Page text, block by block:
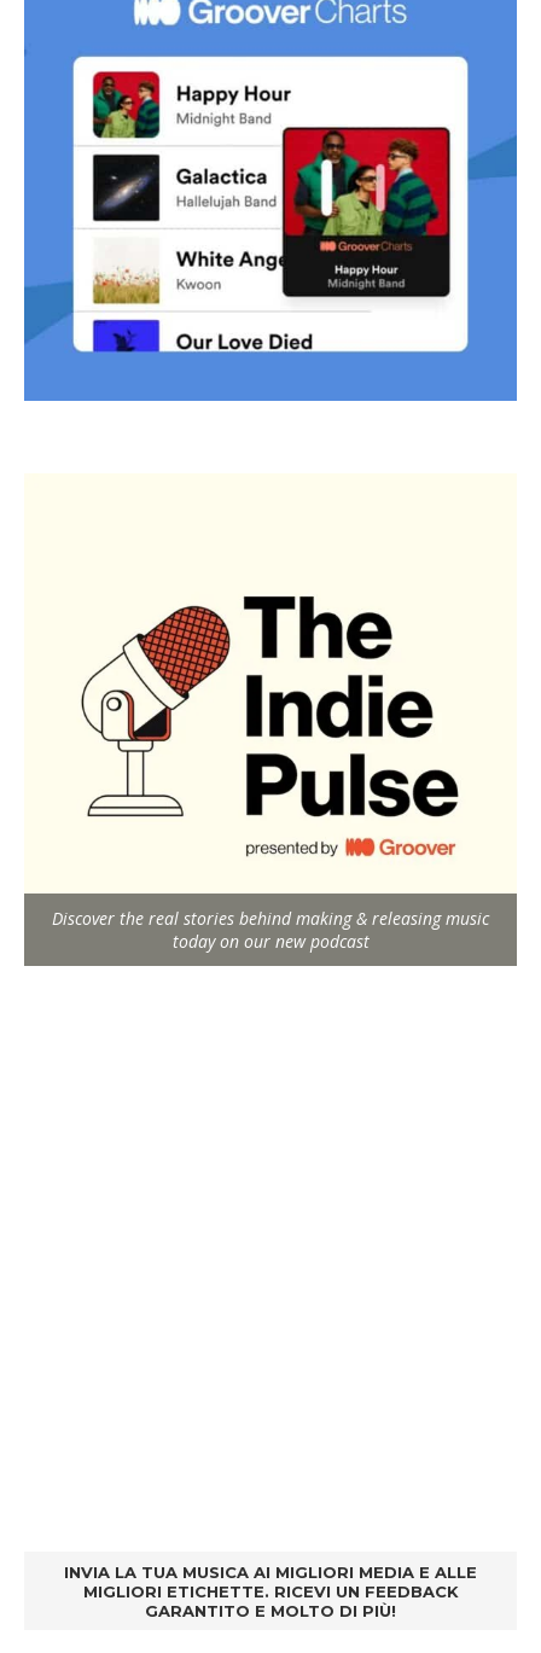
Discover the real stories behind making & releasing music
today on our new podcast
INVIA LA TUA MUSICA AI MIGLIORI MEDIA E ALLE
MIGLIORI ETICHETTE. RICEVI UN FEEDBACK
GARANTITO E MOLTO DI PIÙ!